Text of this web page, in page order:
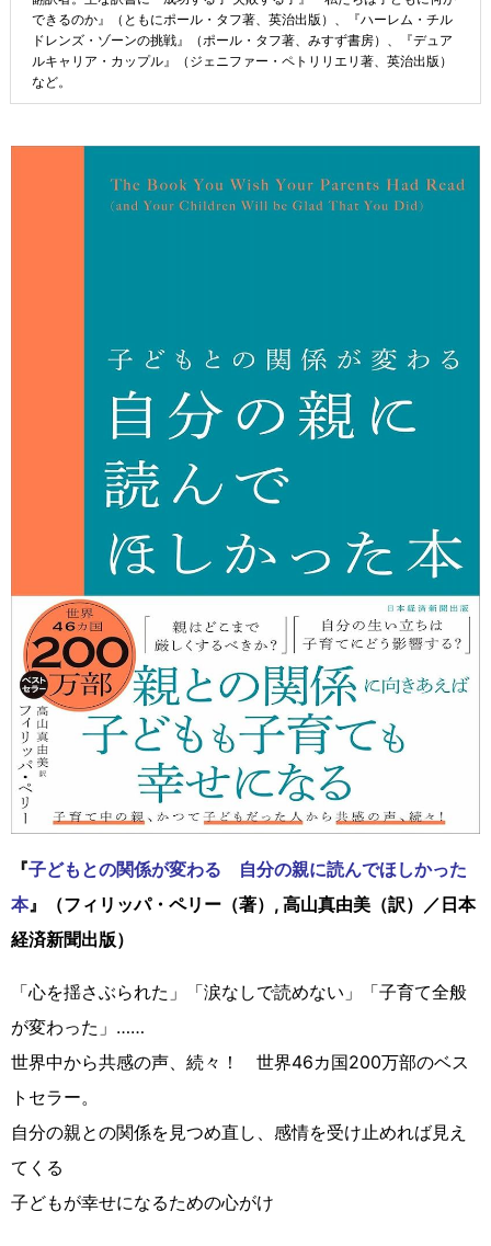
できるのか』（ともにポール・タフ著、英治出版）、『ハーレム・チル
ドレンズ・ゾーンの挑戦』（ポール・タフ著、みすず書房）、『デュア
ルキャリア・カップル』（ジェニファー・ペトリリエリ著、英治出版）
など。
『子どもとの関係が変わる 自分の親に読んでほしかった
本』（フィリッパ・ペリー（著）, 高山真由美（訳）／日本
経済新聞出版）
「心を揺さぶられた」「涙なしで読めない」「子育て全般
が変わった」……
世界中から共感の声、続々！ 世界46カ国200万部のベス
トセラー。
自分の親との関係を見つめ直し、感情を受け止めれば見え
てくる
子どもが幸せになるための心がけ